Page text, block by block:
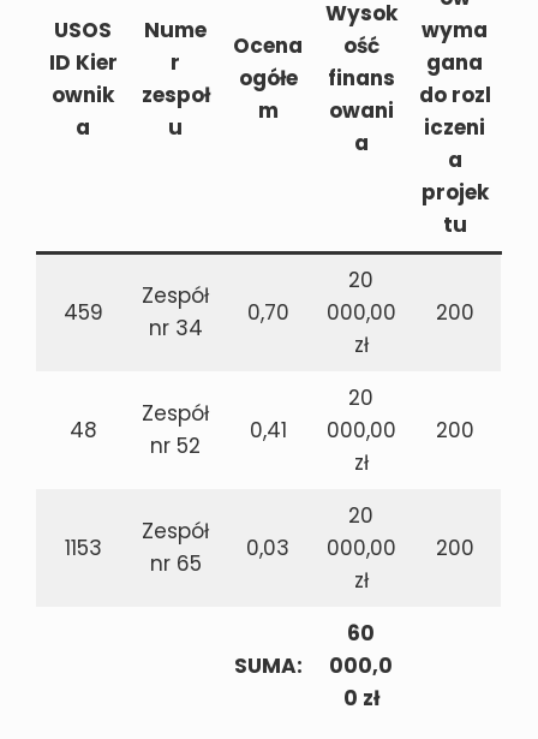
USOS
ID Kier
ownik
a
Nume
r
zespoł
u
Ocena
ogółe
m
Wysok
ość
finans
owani
a
wyma
gana
do rozl
iczeni
a
projek
tu
459
Zespół
nr 34
0,70
20
000,00
zł
200
48
Zespół
nr 52
0,41
20
000,00
zł
200
1153
Zespół
nr 65
0,03
20
000,00
zł
200
SUMA:
60
000,0
0 zł